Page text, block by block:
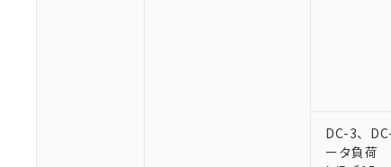
DC-3、
ータ負荷
本サービ
当社制御
在庫状況
のであり
い。
正式な納
六価クロム(Cr(Ⅵ))
フタル酸ビス(2-エ
「○」：最大均
「×」：最大均
Cr(Ⅵ)(六価クロム) :
DBP(フタル酸ジブ
DEHP(フタル酸ビ
当社は、
う）を輸
当社は規
当社は貴
置等に一
一定数